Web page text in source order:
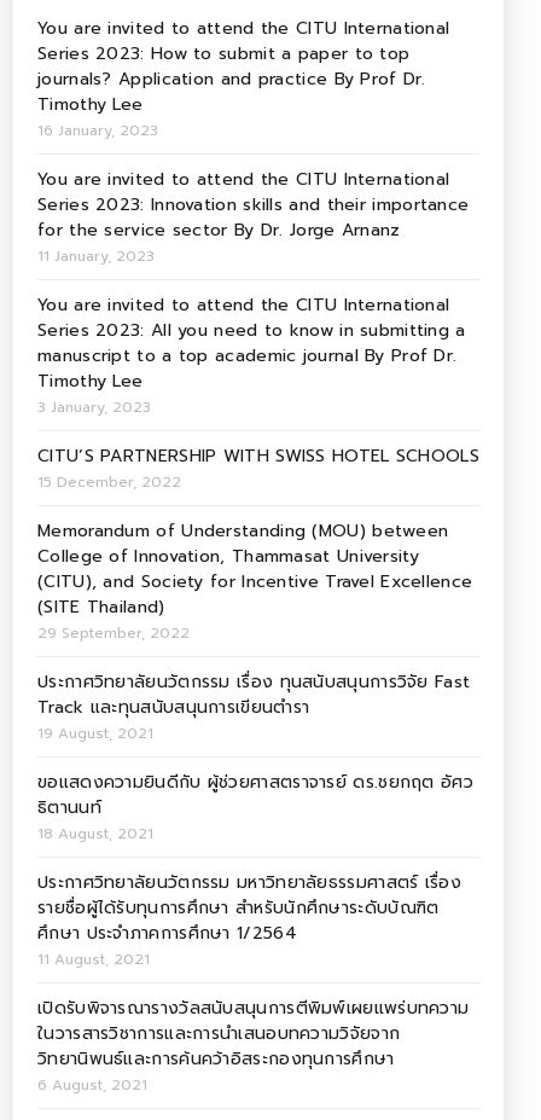
You are invited to attend the CITU International
Series 2023: How to submit a paper to top
journals? Application and practice By Prof Dr.
Timothy Lee
16 January, 2023
You are invited to attend the CITU International
Series 2023: Innovation skills and their importance
for the service sector By Dr. Jorge Arnanz
11 January, 2023
You are invited to attend the CITU International
Series 2023: All you need to know in submitting a
manuscript to a top academic journal By Prof Dr.
Timothy Lee
3 January, 2023
CITU’S PARTNERSHIP WITH SWISS HOTEL SCHOOLS
15 December, 2022
Memorandum of Understanding (MOU) between
College of Innovation, Thammasat University
(CITU), and Society for Incentive Travel Excellence
(SITE Thailand)
29 September, 2022
ประกาศวิทยาลัยนวัตกรรม เรื่อง ทุนสนับสนุนการวิจัย Fast
Track และทุนสนับสนุนการเขียนตำรา
19 August, 2021
ขอแสดงความยินดีกับ ผู้ช่วยศาสตราจารย์ ดร.ชยกฤต อัศว
ธิตานนท์
18 August, 2021
ประกาศวิทยาลัยนวัตกรรม มหาวิทยาลัยธรรมศาสตร์ เรื่อง
รายชื่อผู้ได้รับทุนการศึกษา สำหรับนักศึกษาระดับบัณฑิต
ศึกษา ประจำภาคการศึกษา 1/2564
11 August, 2021
เปิดรับพิจารณารางวัลสนับสนุนการตีพิมพ์เผยแพร่บทความ
ในวารสารวิชาการและการนำเสนอบทความวิจัยจาก
วิทยานิพนธ์และการค้นคว้าอิสระกองทุนการศึกษา
6 August, 2021